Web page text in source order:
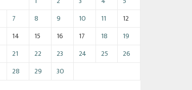
7 8 9 10 11
12
14 15 16 17 18
19
21 22 23 24 25
26
28 29 30